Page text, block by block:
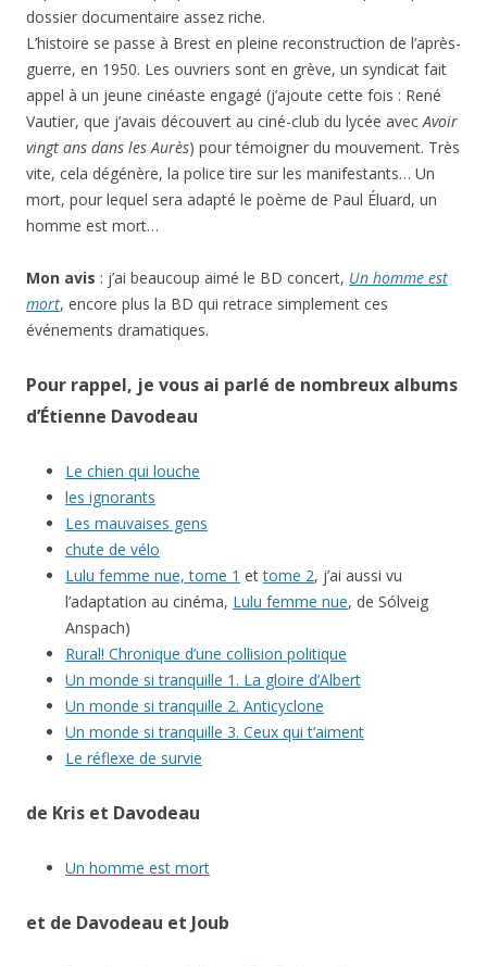
dossier documentaire assez riche.
L’histoire se passe à Brest en pleine reconstruction de l’après-
guerre, en 1950. Les ouvriers sont en grève, un syndicat fait
appel à un jeune cinéaste engagé (j’ajoute cette fois : René
Vautier, que j’avais découvert au ciné-club du lycée avecAvoir
vingt ans dans les Aurès) pour témoigner du mouvement. Très
vite, cela dégénère, la police tire sur les manifestants… Un
mort, pour lequel sera adapté le poème de Paul Éluard, un
homme est mort…
Mon avis : j’ai beaucoup aimé le BD concert, Un homme est
mort, encore plus la BD qui retrace simplement ces
événements dramatiques.
Pour rappel, je vous ai parlé de nombreux albums
d’Étienne Davodeau
Le chien qui louche
les ignorants
Les mauvaises gens
chute de vélo
Lulu femme nue, tome 1 ettome 2, j’ai aussi vu
l’adaptation au cinéma, Lulu femme nue, de Sólveig
Anspach)
Rural! Chronique d’une collision politique
Un monde si tranquille 1. La gloire d’Albert
Un monde si tranquille 2. Anticyclone
Un monde si tranquille 3. Ceux qui t’aiment
Le réflexe de survie
de Kris et Davodeau
Un homme est mort
et de Davodeau et Joub